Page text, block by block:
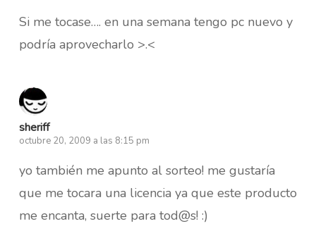
Si me tocase…. en una semana tengo pc nuevo y
podría aprovecharlo >.<
sheriff
octubre 20, 2009 a las 8:15 pm
yo también me apunto al sorteo! me gustaría
que me tocara una licencia ya que este producto
me encanta, suerte para tod@s! :)